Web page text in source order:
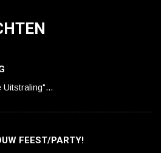
Uitstraling"…
FEEST/PARTY!